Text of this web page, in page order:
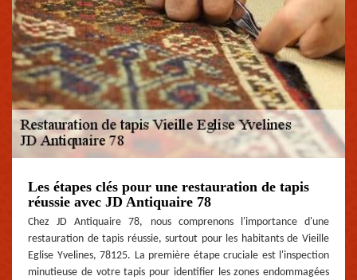
Les étapes clés pour une restauration de tapis
réussie avec JD Antiquaire 78
Chez JD Antiquaire 78, nous comprenons l'importance d'une
restauration de tapis réussie, surtout pour les habitants de Vieille
Eglise Yvelines, 78125. La première étape cruciale est l'inspection
minutieuse de votre tapis pour identifier les zones endommagées